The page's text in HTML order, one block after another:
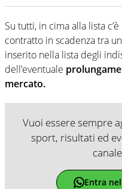
Su tutti, in cima alla lista c’è
contratto in scadenza tra
inserito nella lista degli
dell’eventuale
mercato.
Vuoi essere sempre
sport, risultati ed
canale
Entra